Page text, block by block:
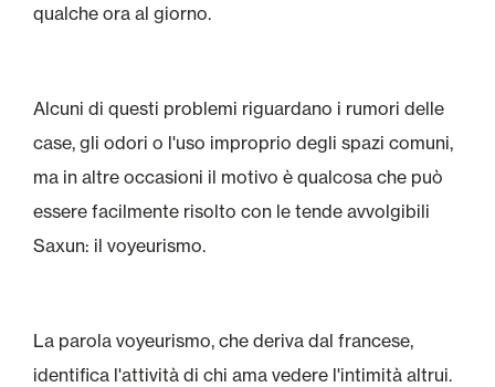
qualche ora al giorno.
Alcuni di questi problemi riguardano i rumori delle
case, gli odori o l'uso improprio degli spazi comuni,
ma in altre occasioni il motivo è qualcosa che può
essere facilmente risolto con le tende avvolgibili
Saxun: il voyeurismo.
La parola voyeurismo, che deriva dal francese,
identifica l'attività di chi ama vedere l'intimità altrui.